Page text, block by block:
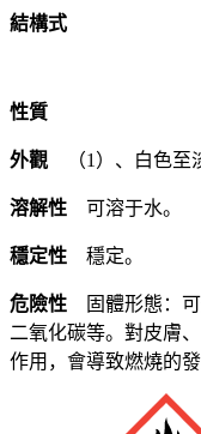
結構式
性質
外觀 （1）、白色至
溶解性 可溶于水。
穩定性 穩定。
危險性
固體形態：
二氧化碳等。對皮膚
作用，會導致燃燒的發